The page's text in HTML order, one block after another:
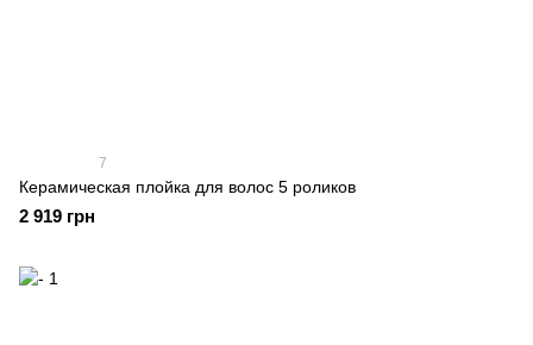
7
Керамическая плойка для волос 5 роликов
2 919 грн